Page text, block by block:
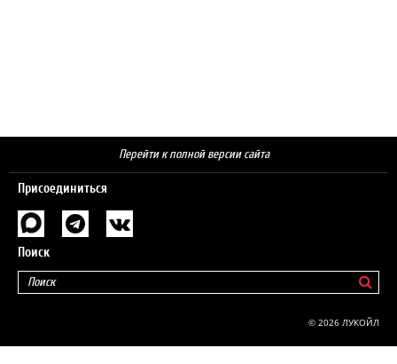
Перейти к полной версии сайта
Присоединиться
Поиск
© 2026 ЛУКОЙЛ